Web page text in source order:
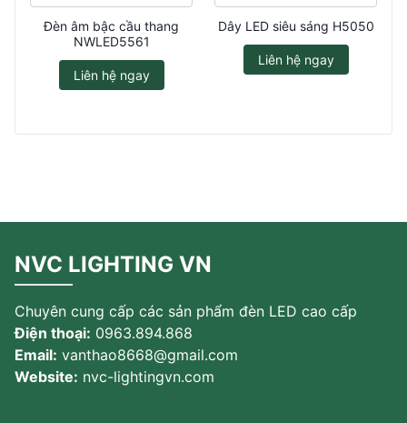
Đèn âm bậc cầu thang
NWLED5561
Liên hệ ngay
Dây LED siêu sáng H5050
Liên hệ ngay
NVC LIGHTING VN
Chuyên cung cấp các sản phẩm đèn LED cao cấp
Điện thoại: 0963.894.868
Email: vanthao8668@gmail.com
Website: nvc-lightingvn.com